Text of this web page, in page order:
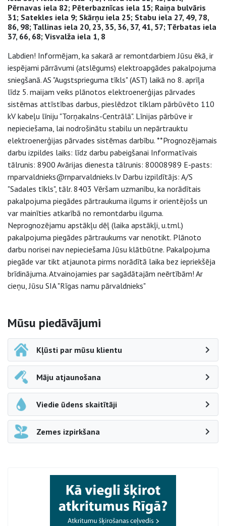
Pērnavas iela 82; Pēterbaznīcas iela 15; Raiņa bulvāris
31; Satekles iela 9; Skārņu iela 25; Stabu iela 27, 49, 78,
86, 98; Tallinas iela 20, 23, 35, 36, 37, 41, 57; Tērbatas iela
37, 66, 68; Visvalža iela 1, 8
Labdien! Informējam, ka sakarā ar remontdarbiem Jūsu ēkā, ir
iespējami pārrāvumi (atslēgums) elektroapgādes pakalpojuma
sniegšanā. AS "Augstsprieguma tīkls" (AST) laikā no 8. aprīļa
līdz 5. maijam veiks plānotos elektroenerģijas pārvades
sistēmas attīstības darbus, pieslēdzot tīklam pārbūvēto 110
kV kabeļu līniju "Torņakalns-Centrālā". Līnijas pārbūve ir
nepieciešama, lai nodrošinātu stabilu un nepārtrauktu
elektroenerģijas pārvades sistēmas darbību. **Prognozējamais
darbu izpildes laiks: līdz darbu pabeigšanai Informatīvais
tālrunis: 8900 Avārijas dienesta tālrunis: 80008989 E-pasts:
rnparvaldnieks@rnparvaldnieks.lv Darbu izpildītājs: A/S
"Sadales tīkls", tālr. 8403 Vēršam uzmanību, ka norādītais
pakalpojuma piegādes pārtraukuma ilgums ir orientējošs un
var mainīties atkarībā no remontdarbu ilguma.
Neprognozējamu apstākļu dēļ (laika apstākļi, u.tml.)
pakalpojuma piegādes pārtraukums var nenotikt. Plānoto
darbu norisei nav nepieciešama Jūsu klātbūtne. Pakalpojuma
piegāde var tikt atjaunota pirms norādītā laika bez iepriekšēja
brīdinājuma. Atvainojamies par sagādātajām neērtībām! Ar
cieņu, Jūsu SIA "Rīgas namu pārvaldnieks"
Sāna navigācija
Mūsu piedāvājumi
Kļūsti par mūsu klientu
Māju atjaunošana
Viedie ūdens skaitītāji
Zemes izpirkšana